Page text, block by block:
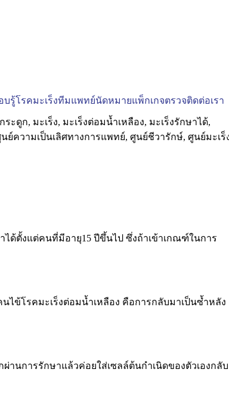
บรู้โรคมะเร็งทีมแพทย์นัดหมายแพ็กเกจตรวจติดต่อเรา
ได้ตั้งแต่คนที่มีอายุ15 ปีขึ้นไป ซึ่งถ้าเข้าเกณฑ์ในการ
ข้โรคมะเร็งต่อมน้ำเหลือง คือการกลับมาเป็นซ้ำหลัง
ผ่านการรักษาแล้วค่อยใส่เซลล์ต้นกำเนิดของตัวเองกลับ